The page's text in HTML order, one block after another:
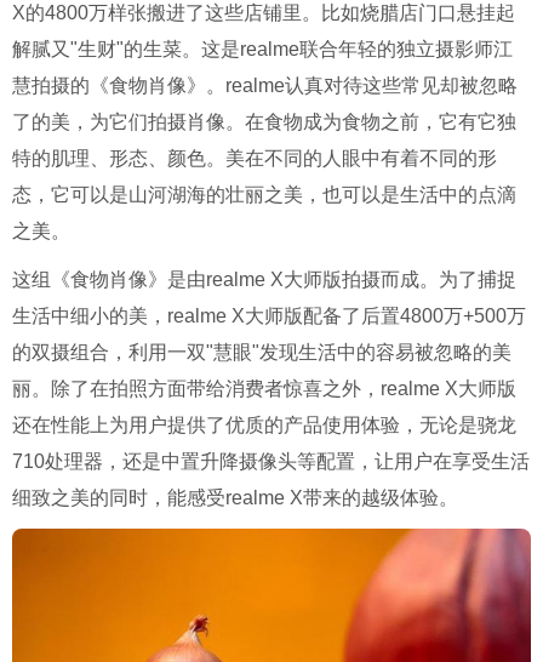
X的4800万样张搬进了这些店铺里。比如烧腊店门口悬挂起
解腻又"生财"的生菜。这是realme联合年轻的独立摄影师江
慧拍摄的《食物肖像》。realme认真对待这些常见却被忽略
了的美，为它们拍摄肖像。在食物成为食物之前，它有它独
特的肌理、形态、颜色。美在不同的人眼中有着不同的形
态，它可以是山河湖海的壮丽之美，也可以是生活中的点滴
之美。
这组《食物肖像》是由realme X大师版拍摄而成。为了捕捉
生活中细小的美，realme X大师版配备了后置4800万+500万
的双摄组合，利用一双"慧眼"发现生活中的容易被忽略的美
丽。除了在拍照方面带给消费者惊喜之外，realme X大师版
还在性能上为用户提供了优质的产品使用体验，无论是骁龙
710处理器，还是中置升降摄像头等配置，让用户在享受生活
细致之美的同时，能感受realme X带来的越级体验。